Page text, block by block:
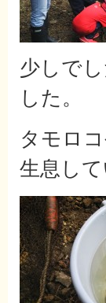
少しで
した。
タモロ
生息し